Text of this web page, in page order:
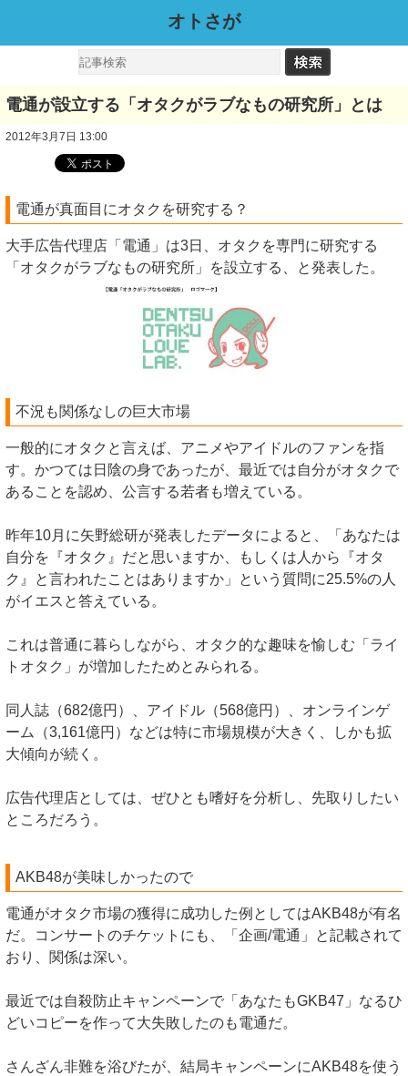
オトさが
電通が設立する「オタクがラブなもの研究所」とは
2012年3月7日 13:00
電通が真面目にオタクを研究する？
大手広告代理店「電通」は3日、オタクを専門に研究する
「オタクがラブなもの研究所」を設立する、と発表した。
不況も関係なしの巨大市場
一般的にオタクと言えば、アニメやアイドルのファンを指
す。かつては日陰の身であったが、最近では自分がオタクで
あることを認め、公言する若者も増えている。
昨年10月に矢野総研が発表したデータによると、「あなたは
自分を『オタク』だと思いますか、もしくは人から『オタ
ク』と言われたことはありますか」という質問に25.5%の人
がイエスと答えている。
これは普通に暮らしながら、オタク的な趣味を愉しむ「ライ
トオタク」が増加したためとみられる。
同人誌（682億円）、アイドル（568億円）、オンラインゲ
ーム（3,161億円）などは特に市場規模が大きく、しかも拡
大傾向が続く。
広告代理店としては、ぜひとも嗜好を分析し、先取りしたい
ところだろう。
AKB48が美味しかったので
電通がオタク市場の獲得に成功した例としてはAKB48が有名
だ。コンサートのチケットにも、「企画/電通」と記載されて
おり、関係は深い。
最近では自殺防止キャンペーンで「あなたもGKB47」なるひ
どいコピーを作って大失敗したのも電通だ。
さんざん非難を浴びたが、結局キャンペーンにAKB48を使う